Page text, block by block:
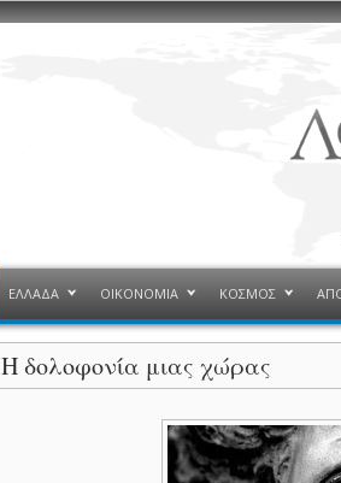
ΕΛΛΑΔΑ ΟΙΚΟΝΟΜΙΑ ΚΟΣΜΟΣ
Η δολοφονία μιας χώρας